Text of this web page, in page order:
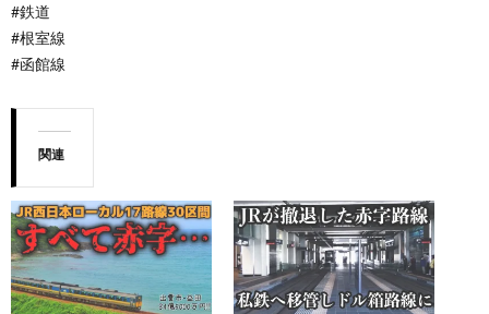
#鉄道
#根室線
#函館線
関連